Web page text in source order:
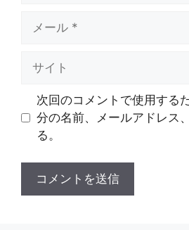
次回のコメントで使用する
分の名前、メールアドレス
る。